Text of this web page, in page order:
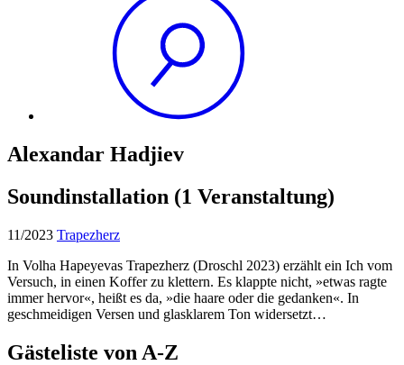
Alexandar Hadjiev
Soundinstallation (1 Veranstaltung)
11/2023 Trapezherz
In Volha Hapeyevas Trapezherz (Droschl 2023) erzählt ein Ich vom
Versuch, in einen Koffer zu klettern. Es klappte nicht, »etwas ragte
immer hervor«, heißt es da, »die haare oder die gedanken«. In
geschmeidigen Versen und glasklarem Ton widersetzt…
Gästeliste von A-Z